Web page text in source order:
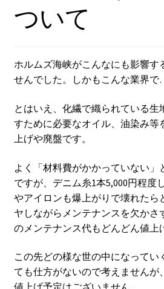
ついて
ホルムズ海峡がこんなにも影響す
せんでした。しかもこんな業界
とはいえ、化繊で織られている生
すために必要なオイル、油染み
上げや廃盤です。
よく「材料費がかかっていない」
ですが、デニム糸1本5,000円程度
やアイロンも爆上がりで壊れた
ヤしながらメンテナンスを欠かさ
のメンテナンス代もどんどん値上
この先どの様な世の中になってい
ても仕方がないので考えませんが